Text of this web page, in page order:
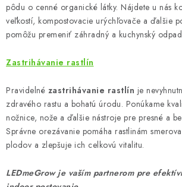
pôdu o cenné organické látky. Nájdete u nás
veľkostí, kompostovacie urýchľovače a ďalšie
pomôžu premeniť záhradný a kuchynský
Zastrihávanie rastlín
Pravidelné zastrihávanie rastlín je
zdravého rastu a bohatú úrodu. Ponúkame
nožnice, nože a ďalšie nástroje pre presné a
Správne orezávanie pomáha rastlinám
plodov a zlepšuje ich celkovú vitalitu.
LEDmeGrow je vaším partnerom pre